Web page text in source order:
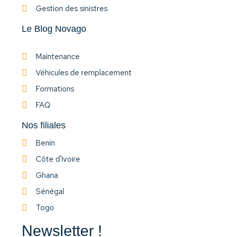
Gestion des sinistres
Le Blog Novago
Maintenance
Véhicules de remplacement
Formations
FAQ
Nos filiales
Benin
Côte d'Ivoire
Ghana
Sénégal
Togo
Newsletter !